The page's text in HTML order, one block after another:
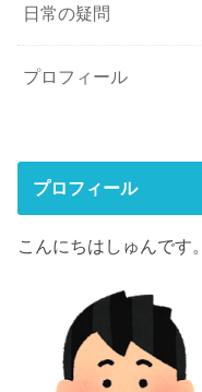
日常の疑問
プロフィール
プロフィール
こんにちはしゅんです。